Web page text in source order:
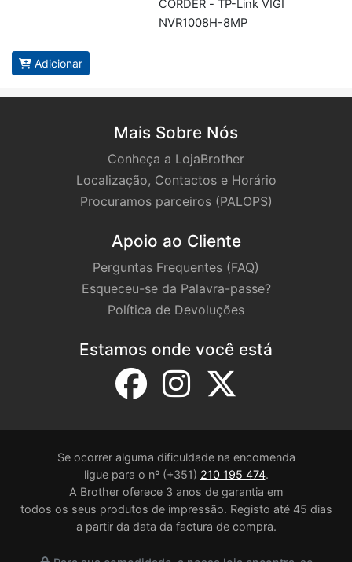
CORDER - TP-Link VIGI
NVR1008H-8MP
Adicionar
Mais Sobre Nós
Conheça a LojaBrother
Localização, Contactos e Horário
Procuramos parceiros (PALOPS)
Apoio ao Cliente
Perguntas Frequentes (FAQ)
Esqueceu-se da Palavra-passe?
Política de Devoluções
Estamos onde você está
Se ocorrer alguma dificuldade na encomenda
ligue para o nº (+351) 210 195 474.
A Brother oferece 3 anos de garantia em
todos os seus produtos de impressão. Registo até 45 dias
a partir da data da factura de compra.